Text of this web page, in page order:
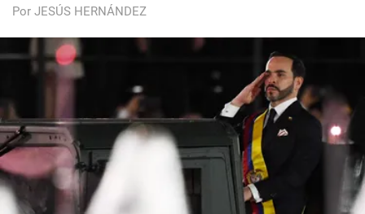
Por JESÚS HERNÁNDEZ